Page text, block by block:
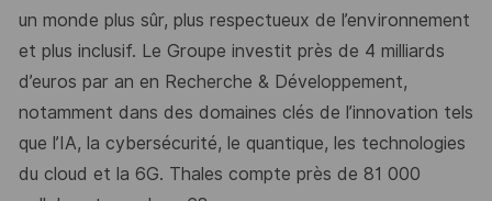
un monde plus sûr, plus respectueux de l’environnement
et plus inclusif. Le Groupe investit près de 4 milliards
d’euros par an en Recherche & Développement,
notamment dans des domaines clés de l’innovation tels
que l’IA, la cybersécurité, le quantique, les technologies
du cloud et la 6G. Thales compte près de 81 000